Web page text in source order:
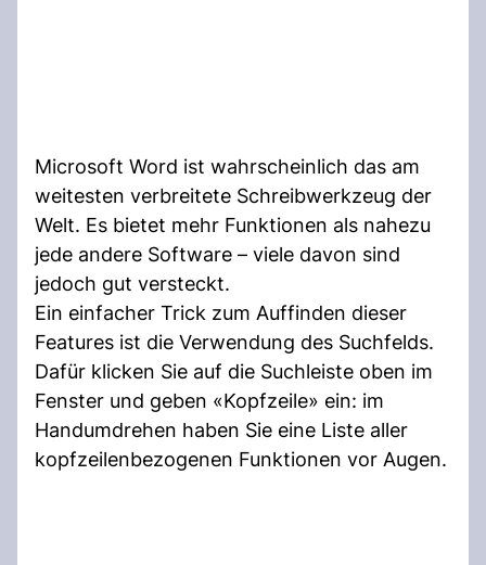
Microsoft Word ist wahrscheinlich das am
weitesten verbreitete Schreibwerkzeug der
Welt. Es bietet mehr Funktionen als nahezu
jede andere Software – viele davon sind
jedoch gut versteckt.
Ein einfacher Trick zum Auffinden dieser
Features ist die Verwendung des Suchfelds.
Dafür klicken Sie auf die Suchleiste oben im
Fenster und geben «Kopfzeile» ein: im
Handumdrehen haben Sie eine Liste aller
kopfzeilenbezogenen Funktionen vor Augen.